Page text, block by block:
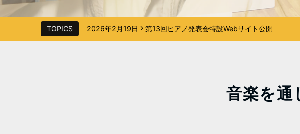
TOPICS 2026年2月19日 第13回ピアノ発表会特設Webサイト公開
音楽を通